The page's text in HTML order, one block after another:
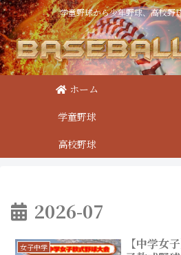
学童野球から少年野球、高校野
ホーム
学童野球
高校野球
2026-07
女子中学
【中学女